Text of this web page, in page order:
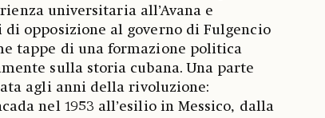
universitaria all’Avana e
opposizione al governo di Fulgencio
tappe di una formazione politica
sulla storia cubana. Una parte
agli anni della rivoluzione:
nel 1953 all’esilio in Messico, dalla